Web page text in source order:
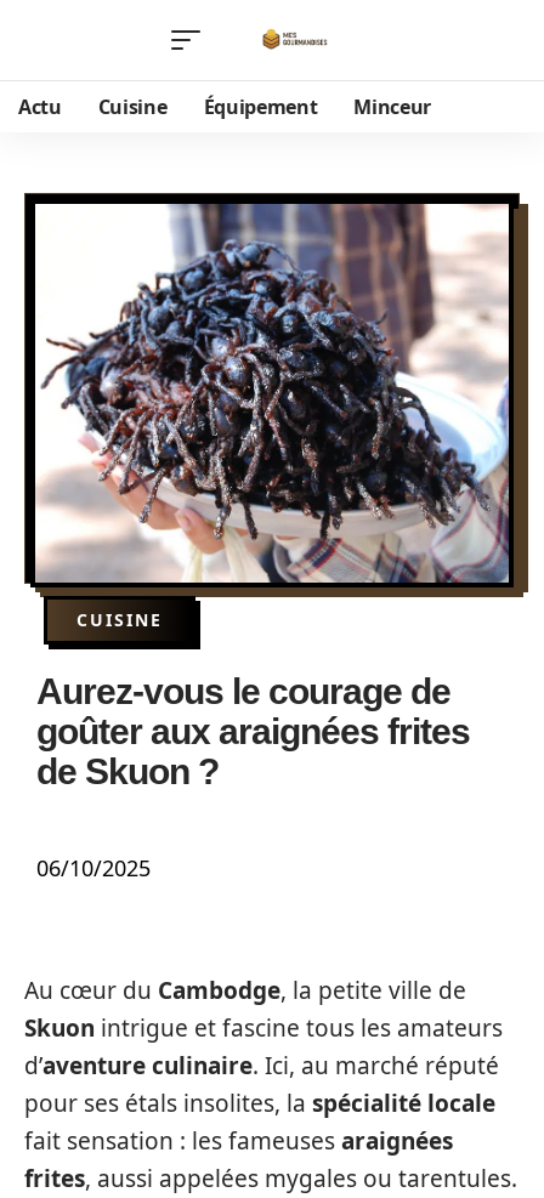
Actu Cuisine Équipement Minceur
CUISINE
Aurez-vous le courage de
goûter aux araignées frites
de Skuon ?
06/10/2025
Au cœur du Cambodge, la petite ville de
Skuon intrigue et fascine tous les amateurs
d’aventure culinaire. Ici, au marché réputé
pour ses étals insolites, la spécialité locale
fait sensation : les fameusesaraignées
frites, aussi appelées mygales ou tarentules.